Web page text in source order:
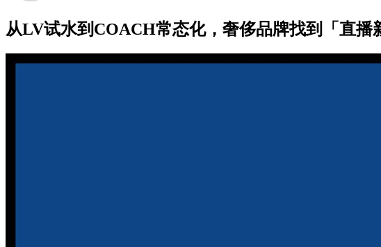
从LV试水到COACH常态化，奢侈品牌找到「直播